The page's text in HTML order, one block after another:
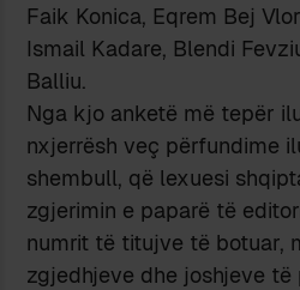
Faik Konica, Eqrem Bej
Ismail Kadare, Blendi
Balliu.
Nga kjo anketë më tepër
nxjerrësh veç përfundime
shembull, që lexuesi
zgjerimin e paparë të
numrit të titujve të botuar,
zgjedhjeve dhe joshjeve